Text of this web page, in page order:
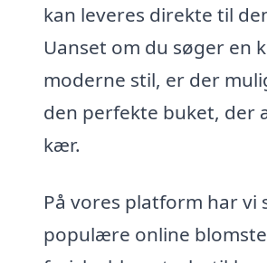
kan leveres direkte til
Uanset om du søger en
moderne stil, er der
den perfekte buket, der
kær.
På vores platform har vi
populære online